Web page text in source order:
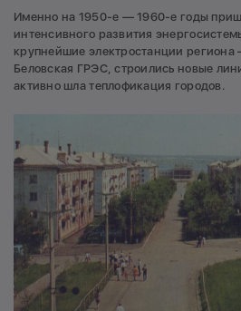
Именно на 1950-е — 1960-е годы
интенсивного развития
крупнейшие электростанции
Беловская ГРЭС, строились новые
активно шла теплофикация городов.